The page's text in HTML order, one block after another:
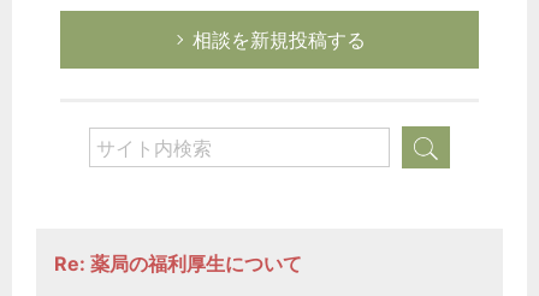
相談を新規投稿する
Re: 薬局の福利厚生について